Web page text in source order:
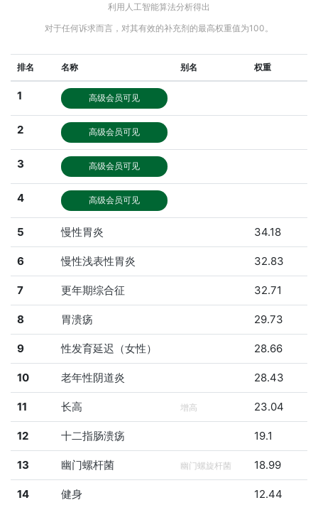
利用人工智能算法分析得出
对于任何诉求而言，对其有效的补充剂的最高权重值为100。
排名 名称 别名 权重
1 高级会员可见
2 高级会员可见
3 高级会员可见
4 高级会员可见
5 慢性胃炎 34.18
6 慢性浅表性胃炎 32.83
7 更年期综合征 32.71
8 胃溃疡 29.73
9 性发育延迟（女性） 28.66
10 老年性阴道炎 28.43
11 长高 增高 23.04
12 十二指肠溃疡 19.1
13 幽门螺杆菌 幽门螺旋杆菌 18.99
14 健身 12.44